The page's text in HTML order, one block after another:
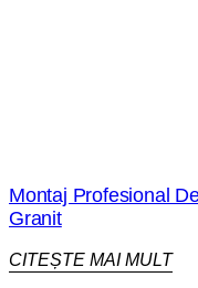
Montaj Profesional
Granit
CITEȘTE MAI MULT